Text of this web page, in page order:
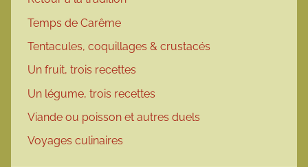
Temps de Carême
Tentacules, coquillages & crustacés
Un fruit, trois recettes
Un légume, trois recettes
Viande ou poisson et autres duels
Voyages culinaires